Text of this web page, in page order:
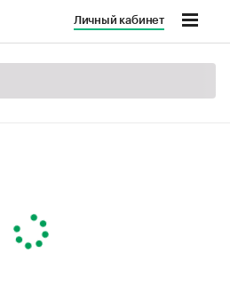
Личный кабинет